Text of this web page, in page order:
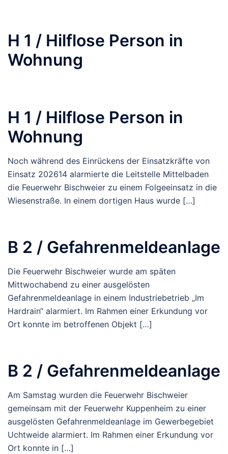
H 1 / Hilflose Person in
Wohnung
H 1 / Hilflose Person in
Wohnung
Noch während des Einrückens der Einsatzkräfte von
Einsatz 202614 alarmierte die Leitstelle Mittelbaden
die Feuerwehr Bischweier zu einem Folgeeinsatz in die
Wiesenstraße. In einem dortigen Haus wurde […]
B 2 / Gefahrenmeldeanlage
Die Feuerwehr Bischweier wurde am späten
Mittwochabend zu einer ausgelösten
Gefahrenmeldeanlage in einem Industriebetrieb „Im
Hardrain“ alarmiert. Im Rahmen einer Erkundung vor
Ort konnte im betroffenen Objekt […]
B 2 / Gefahrenmeldeanlage
Am Samstag wurden die Feuerwehr Bischweier
gemeinsam mit der Feuerwehr Kuppenheim zu einer
ausgelösten Gefahrenmeldeanlage im Gewerbegebiet
Uchtweide alarmiert. Im Rahmen einer Erkundung vor
Ort konnte in […]